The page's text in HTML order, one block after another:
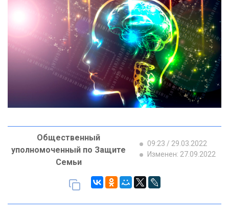
Общественный
уполномоченный по Защите
Семьи
09:23 / 29.03.2022
Изменен: 27.09.2022